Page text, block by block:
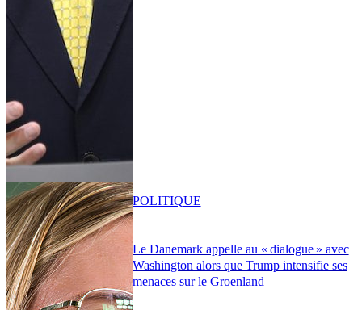
Le Danemark appelle au « dialogue » avec
Washington alors que Trump intensifie ses
menaces sur le Groenland
POLITIQUE